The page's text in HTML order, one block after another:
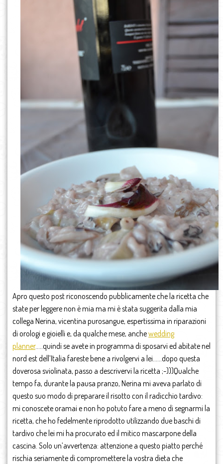
Apro questo post riconoscendo pubblicamente che la ricetta che
state per leggere non è mia ma mi è stata suggerita dalla mia
collega Nerina, vicentina purosangue, espertissima in riparazioni
di orologi e gioielli e, da qualche mese, anchewedding
planner…..quindi se avete in programma di sposarvi ed abitate nel
nord est dell’Italia fareste bene a rivolgervi a lei……dopo questa
doverosa sviolinata, passo a descrivervi la ricetta ;-)))Qualche
tempo fa, durante la pausa pranzo, Nerina mi aveva parlato di
questo suo modo di preparare il risotto con il radicchio tardivo:
mi conoscete oramai e non ho potuto fare a meno di segnarmi la
ricetta, che ho fedelmente riprodotto utilizzando due baschi di
tardivo che lei mi ha procurato ed il mitico mascarpone della
cascina. Solo un’avvertenza: attenzione a questo piatto perché
rischia seriamente di compromettere la vostra dieta che